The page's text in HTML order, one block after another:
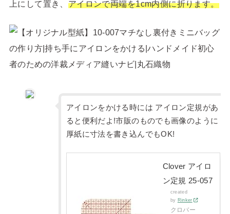
上にして置き、 アイロンで両端を1cm内側に折ります。
アイロンをかける時には アイロン定規があ
ると便利だよ!市販のものでも画像のように
厚紙に寸法を書き込んでもOK!
Clover アイロ
ン定規 25-057
created
by Rinker
クロバー